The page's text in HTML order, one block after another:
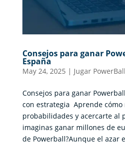
Consejos para ganar
España
May 24, 2025 | Jugar
Consejos para ganar
con estrategia Aprende cómo
probabilidades y acercarte al
imaginas ganar millones de
de Powerball?Aunque el azar